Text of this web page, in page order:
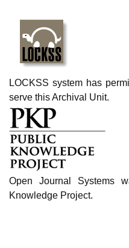
LOCKSS system has
serve this Archival Unit.
Open Journal Systems
Knowledge Project.